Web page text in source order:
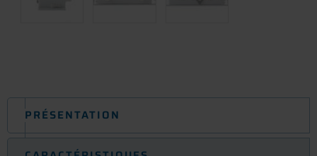
PRÉSENTATION